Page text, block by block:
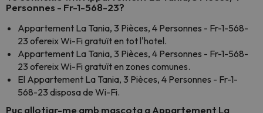
Personnes - Fr-1-568-23?
Appartement La Tania, 3 Pièces, 4 Personnes - Fr-1-568-
23 ofereix Wi-Fi gratuït en tot l'hotel.
Appartement La Tania, 3 Pièces, 4 Personnes - Fr-1-568-
23 ofereix Wi-Fi gratuït en zones comunes.
El Appartement La Tania, 3 Pièces, 4 Personnes - Fr-1-
568-23 disposa de Wi-Fi.
Puc allotjar-me amb mascota a Appartement La